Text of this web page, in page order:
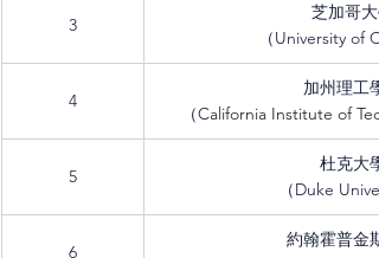
3
芝加哥大
（University of
4
加州理工
（California Institute of
5
杜克大學
（Duke
6
約翰霍普金